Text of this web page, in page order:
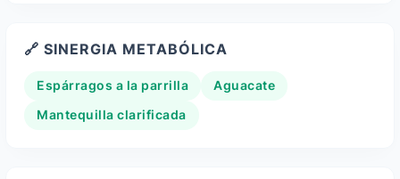
🔗 SINERGIA METABÓLICA
Espárragos a la parrilla Aguacate
Mantequilla clarificada